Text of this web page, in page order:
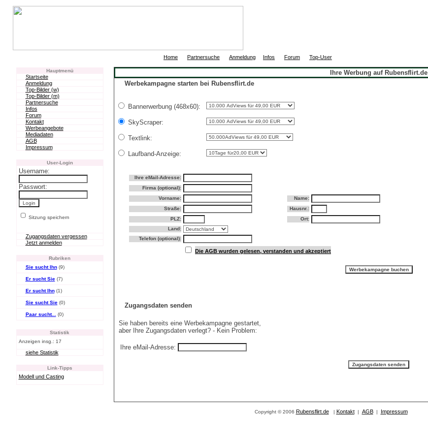
Home Partnersuche Anmeldung Infos Forum Top-User
Hauptmenü
Startseite
Anmeldung
Top-Bilder (w)
Top-Bilder (m)
Partnersuche
Infos
Forum
Kontakt
Werbeangebote
Mediadaten
AGB
Impressum
User-Login
Username:
Passwort:
Sitzung speichern
Zugangsdaten vergessen
Jetzt anmelden
Rubriken
Sie sucht Ihn(9)
Er sucht Sie(7)
Er sucht Ihn(1)
Sie sucht Sie(0)
Paar sucht... (0)
Statistik
Anzeigen insg.: 17
siehe Statistik
Link-Tipps
Modell und Casting
Ihre Werbung auf Rubensflirt.de
Werbekampagne starten bei Rubensflirt.de
Bannerwerbung (468x60):
SkyScraper:
Textlink:
Laufband-Anzeige:
Ihre eMail-Adresse:
Firma (optional):
Vorname:
Name:
Straße:
Hausnr.:
PLZ:
Ort:
Land:
Telefon (optional):
Die AGB wurden gelesen, verstanden und akzeptiert
Zugangsdaten senden
Sie haben bereits eine Werbekampagne gestartet,
aber Ihre Zugangsdaten verlegt? - Kein Problem:
Ihre eMail-Adresse:
Copyright © 2006 Rubensflirt.de| Kontakt| AGB| Impressum